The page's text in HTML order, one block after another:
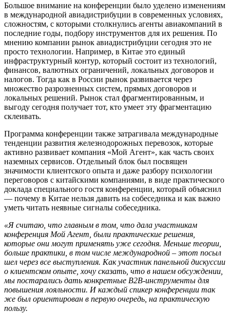
Большое внимание на конференции было уделено изменениям
в международной авиадистрибуции в современных условиях,
сложностям, с которыми столкнулись агенты авиакомпаний в
последние годы, подбору инструментов для их решения. По
мнению компании рынок авиадистрибуции сегодня это не
просто технологии. Например, в Китае это единый
инфраструктурный контур, который состоит из технологий,
финансов, валютных ограничений, локальных договоров и
налогов. Тогда как в России рынок развивается через
множество разрозненных систем, прямых договоров и
локальных решений. Рынок стал фрагментированным, и
выгоду сегодня получает тот, кто умеет эту фрагментацию
склеивать.
Программа конференции также затрагивала международные
тенденции развития железнодорожных перевозок, которые
активно развивает компания «Мой Агент», как часть своих
наземных сервисов. Отдельный блок был посвящен
значимости клиентского опыта и даже разбору психологии
переговоров с китайскими компаниями, в виде практического
доклада специального гостя конференции, который объяснил
— почему в Китае нельзя давить на собеседника и как важно
уметь читать неявные сигналы собеседника.
«Я считаю, что главным в том, что дала участникам
конференция Мой Агент, были практические решения,
которые они могут применять уже сегодня. Меньше теории,
больше практики, в том числе международной – этот посыл
шел через все выступления. Как участник панельной дискуссии
о клиентском опыте, хочу сказать, что в нашем обсуждении,
мы постарались дать конкретные B2B-инструменты для
повышения лояльности. И каждый спикер конференции так
же был ориентирован в первую очередь, на практическую
пользу.